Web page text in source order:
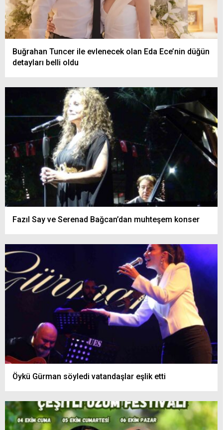
Buğrahan Tuncer ile evlenecek olan Eda Ece’nin düğün
detayları belli oldu
Fazıl Say ve Serenad Bağcan’dan muhteşem konser
Öykü Gürman söyledi vatandaşlar eşlik etti